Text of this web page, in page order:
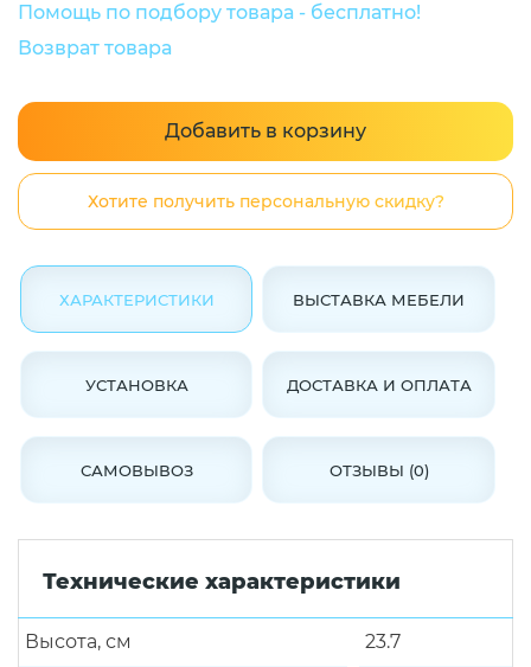
Помощь по подбору товара - бесплатно!
Возврат товара
Добавить в корзину
Хотите получить персональную скидку?
ХАРАКТЕРИСТИКИ ВЫСТАВКА МЕБЕЛИ
УСТАНОВКА ДОСТАВКА И ОПЛАТА
САМОВЫВОЗ ОТЗЫВЫ (0)
Технические характеристики
Высота, см 23.7